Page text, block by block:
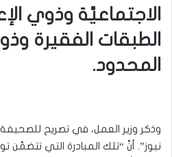
الاجتماعيَّة وذوي
الطبقات الفقيرة
المحدود.
وذكر وزير العمل، في تصريح للصحيفة
نيوز”. أنَّ “تلك المبادرة التي تتضمَّن